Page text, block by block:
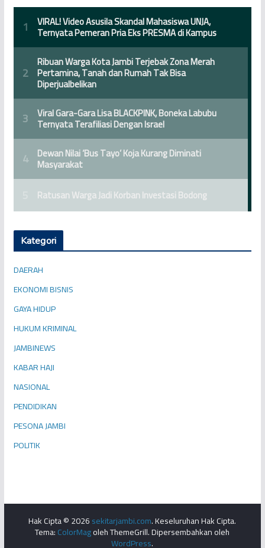
Kategori
DAERAH
EKONOMI BISNIS
GAYA HIDUP
HUKUM KRIMINAL
JAMBINEWS
KABAR HAJI
NASIONAL
PENDIDIKAN
PESONA JAMBI
POLITIK
Hak Cipta © 2026sekitarjambi.com. Keseluruhan Hak Cipta.
Tema:ColorMagoleh ThemeGrill. Dipersembahkan oleh
WordPress.